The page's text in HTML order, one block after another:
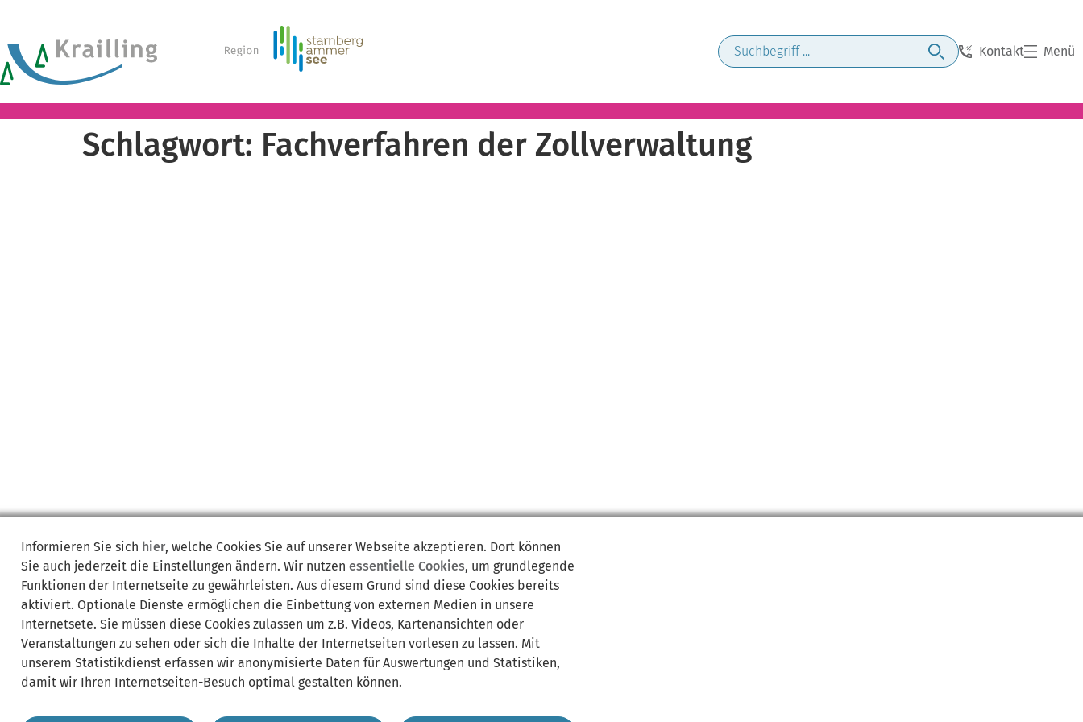
Kontakt Menü
Schlagwort: Fachverfahren der Zollverwaltung
Informieren Sie sich hier, welche Cookies Sie auf unserer Webseite akzeptieren. Dort können
Sie auch jederzeit die Einstellungen ändern. Wir nutzen essentielle Cookies, um grundlegende
Funktionen der Internetseite zu gewährleisten. Aus diesem Grund sind diese Cookies bereits
aktiviert. Optionale Dienste ermöglichen die Einbettung von externen Medien in unsere
Internetsete. Sie müssen diese Cookies zulassen um z.B. Videos, Kartenansichten oder
Veranstaltungen zu sehen oder sich die Inhalte der Internetseiten vorlesen zu lassen. Mit
unserem Statistikdienst erfassen wir anonymisierte Daten für Auswertungen und Statistiken,
damit wir Ihren Internetseiten-Besuch optimal gestalten können.